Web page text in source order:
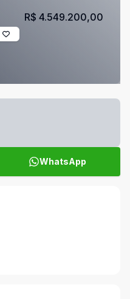
R$ 4.549.200,00
WhatsApp